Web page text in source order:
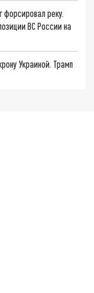
форсировал реку.
ВС России на
Украиной. Трамп